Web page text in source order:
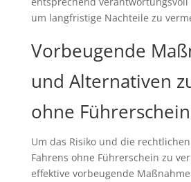
um langfristige Nachteile zu
Vorbeugende
und Alternativen
ohne Führerschein
Um das Risiko und die
Fahrens ohne Führerschein zu
effektive vorbeugende